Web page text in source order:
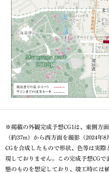
※掲載の外観完成予想CG1は、東側方
（約37m）から西方面を撮影（2024年
CGを合成したもので形状、色等は実
現しておりません。この完成予想CG
態のものを想定しており、竣工時には